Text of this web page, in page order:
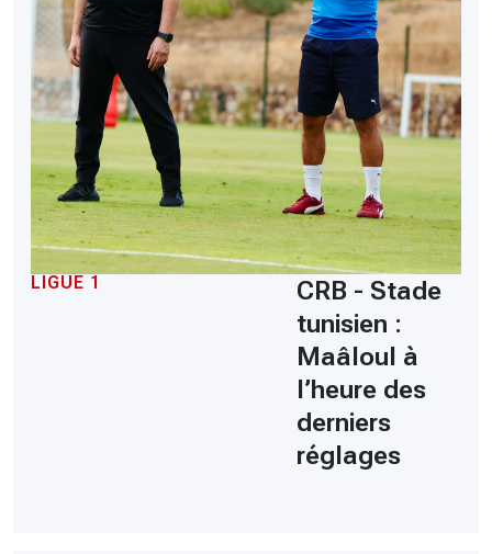
LIGUE 1
CRB - Stade
tunisien :
Maâloul à
l’heure des
derniers
réglages